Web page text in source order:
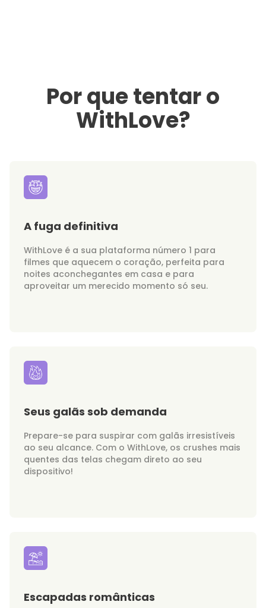
Por que tentar o
WithLove?
A fuga definitiva
WithLove é a sua plataforma número 1 para
filmes que aquecem o coração, perfeita para
noites aconchegantes em casa e para
aproveitar um merecido momento só seu.
Seus galãs sob demanda
Prepare-se para suspirar com galãs irresistíveis
ao seu alcance. Com o WithLove, os crushes mais
quentes das telas chegam direto ao seu
dispositivo!
Escapadas românticas